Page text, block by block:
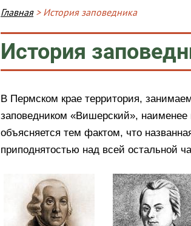
Breadcrumb
Главная История заповедника
История
В Пермском крае территория,
заповедником «Вишерский», наименее
объясняется тем фактом, что
приподнятостью над всей остальной